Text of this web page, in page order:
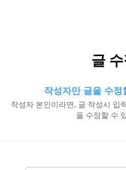
글 수
작성자만 글을 수정
작성자 본인이라면, 글 작성시 입
을 수정할 수